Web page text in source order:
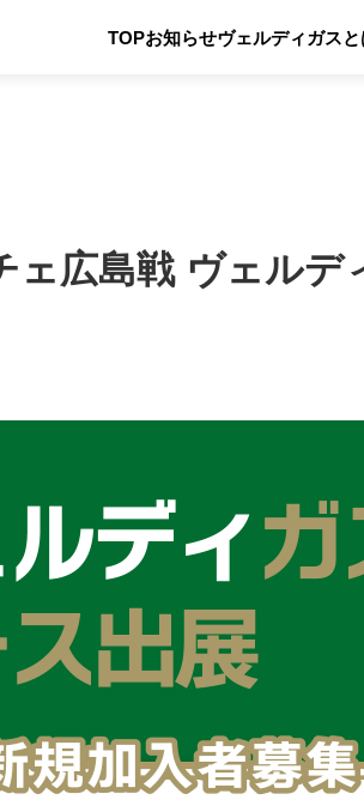
TOPお知らせヴェルディガスと
ェ広島戦 ヴェルデ